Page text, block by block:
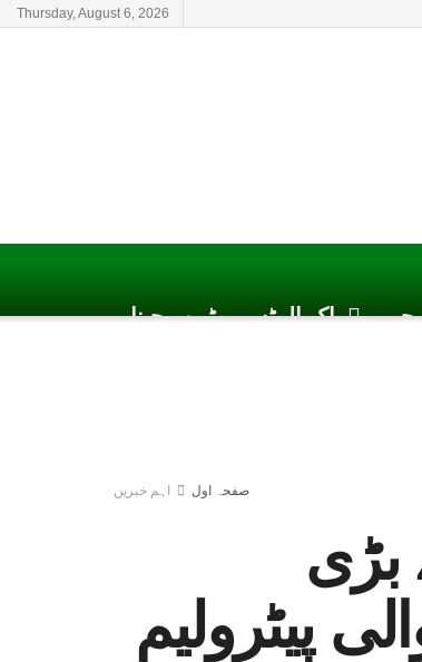
Thursday, August 6, 2026
پاک الرٹس یوٹیوب چینل
صفحہ اول اہم خبریں
بڑی
والی پیٹرولیم